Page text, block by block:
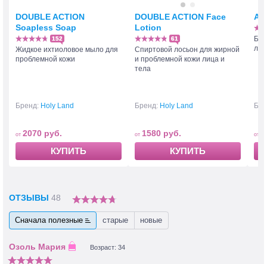
DOUBLE ACTION
Soapless Soap
152
Жидкое ихтиоловое мыло для
проблемной кожи
Бренд: Holy Land
2070 руб.
КУПИТЬ
DOUBLE ACTION Face
Lotion
61
Спиртовой лосьон для жирной
и проблемной кожи лица и
тела
Бренд: Holy Land
1580 руб.
КУПИТЬ
ОТЗЫВЫ 48
Сначала полезные старые новые
Возраст: 34